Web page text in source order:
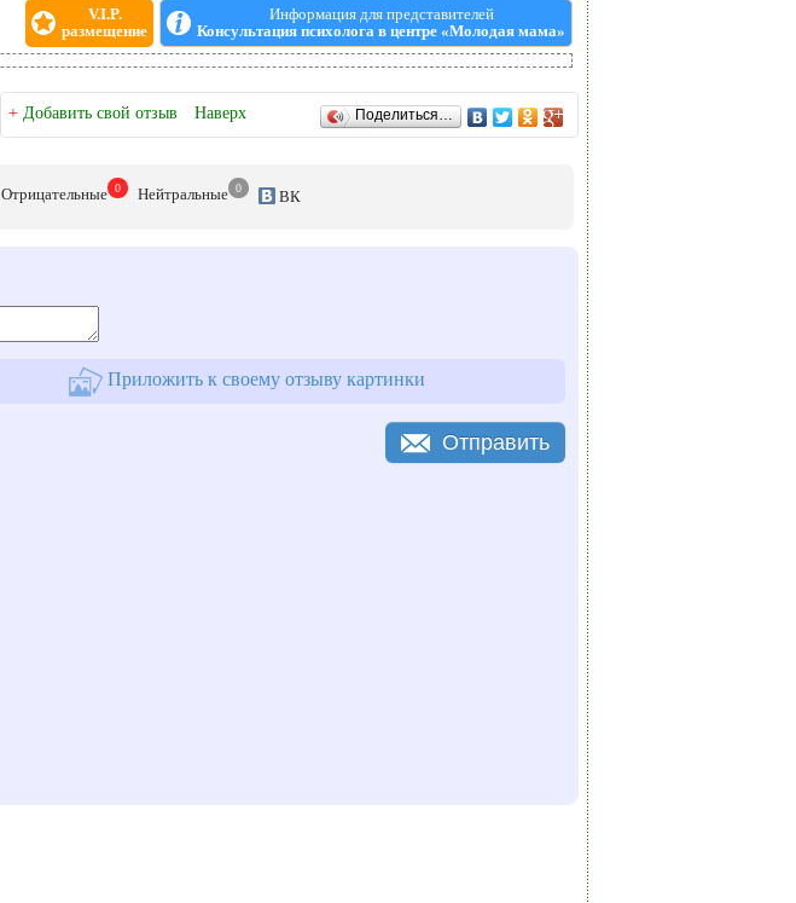
V.I.P.
размещение
Информация для представителей
Консультация психолога в центре «Молодая мама»
+ Добавить свой отзыв Наверх Поделиться…
Отрицательные 0 Нейтральные 0 ВК
Приложить к своему отзыву картинки
Отправить